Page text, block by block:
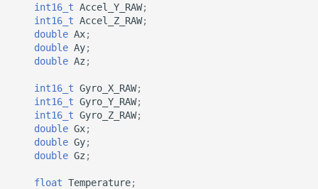
int16_t Accel_Y_RAW;
int16_t Accel_Z_RAW;
double Ax;
double Ay;
double Az ;
int16_t Gyro_X_RAW;
int16_t Gyro_Y_RAW;
int16_t Gyro_Z_RAW;
double Gx;
double Gy;
double Gz ;
float Temperature;